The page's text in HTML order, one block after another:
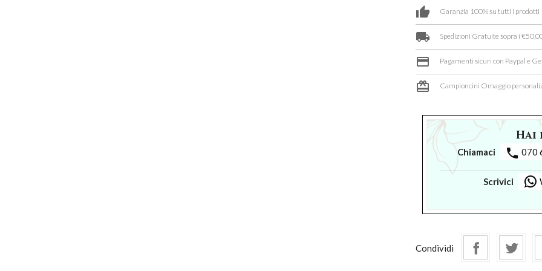
thumb_up Garanzia 100% su tutti i prodotti
local_shipping Spedizioni Gratuite sopra i
credit_card Pagamenti sicuri con Paypal e
card_giftcard Campioncini Omaggio
Hai
Chiamaci phone 070
Scrivici
Condividi